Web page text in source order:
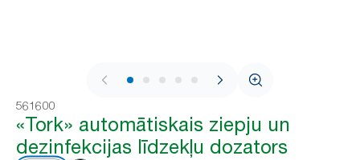
1 / 5
561600
«Tork» automātiskais ziepju un
dezinfekcijas līdzekļu dozators